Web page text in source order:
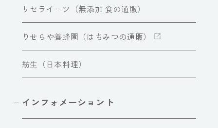
リセライーツ（無添加 食の通販）
りせらや養蜂園（はちみつの通販）
紡生（日本料理）
インフォメーショント